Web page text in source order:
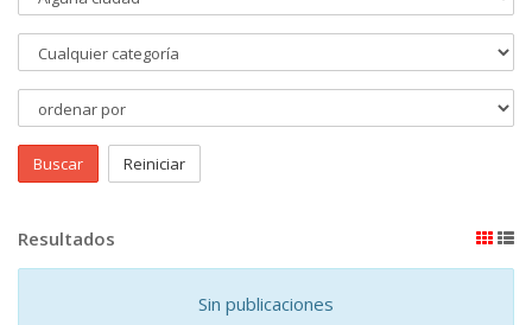
Buscar Reiniciar
Resultados
Sin publicaciones